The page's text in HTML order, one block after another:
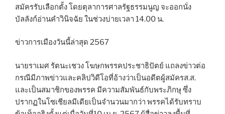
สมัครรับเลือกตั้ง โดยตุลาการศาลรัฐธรรมนูญ จะออกนั่ง
บัลลังก์อ่านคำวินิจฉัย ในช่วงบ่ายเวลา 14.00 น.
ข่าวการเมืองวันนี้ล่าสุด 2567
นายราเมศ รัตนะเชวง โฆษกพรรคประชาธิปัตย์ แถลงข่าวต่อ
กรณีมีภาพข่าวและคลิปวิดีโอที่อ้างว่าเป็นอดีตผู้สมัครส.ส.
และเป็นสมาชิกของพรรค มีความสัมพันธ์กับพระภิกษุ ซึ่ง
ปรากฏในโซเชียลมีเดียเป็นจำนวนมากว่า พรรคได้รับทราบ